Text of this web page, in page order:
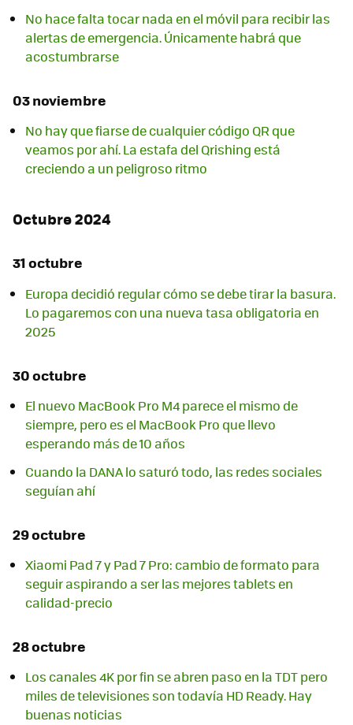
No hace falta tocar nada en el móvil para recibir las
alertas de emergencia. Únicamente habrá que
acostumbrarse
03 noviembre
No hay que fiarse de cualquier código QR que
veamos por ahí. La estafa del Qrishing está
creciendo a un peligroso ritmo
Octubre 2024
31 octubre
Europa decidió regular cómo se debe tirar la basura.
Lo pagaremos con una nueva tasa obligatoria en
2025
30 octubre
El nuevo MacBook Pro M4 parece el mismo de
siempre, pero es el MacBook Pro que llevo
esperando más de 10 años
Cuando la DANA lo saturó todo, las redes sociales
seguían ahí
29 octubre
Xiaomi Pad 7 y Pad 7 Pro: cambio de formato para
seguir aspirando a ser las mejores tablets en
calidad-precio
28 octubre
Los canales 4K por fin se abren paso en la TDT pero
miles de televisiones son todavía HD Ready. Hay
buenas noticias